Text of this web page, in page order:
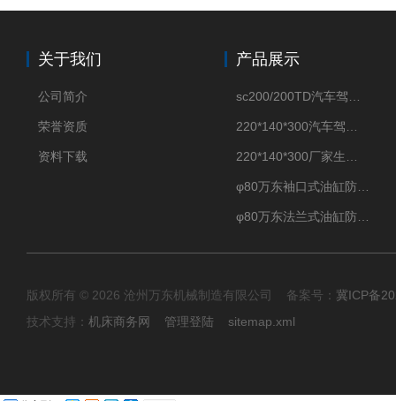
关于我们
公司简介
荣誉资质
资料下载
产品展示
版权所有 © 2026 沧州万东机械制造有限公司 备案号： 冀ICP备
技术支持： 机床商务网 管理登陆 sitemap.xml